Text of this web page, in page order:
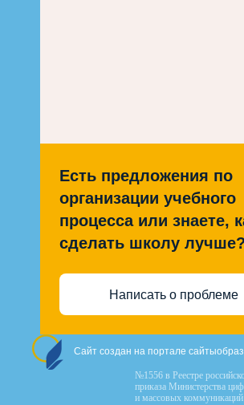
Есть предложения по
организации учебного
процесса или знаете,
сделать школу лучше?
Написать о проблеме
Сайт создан на портале
№1556 в Реестре
приказа Министерства
и массовых